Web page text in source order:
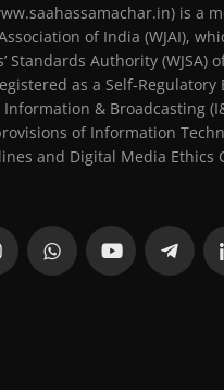
is a
of India (WJAI),
Standards Authority (WJSA)
as a Self-Regulatory
& Broadcasting
of Information
and Digital Media Ethics